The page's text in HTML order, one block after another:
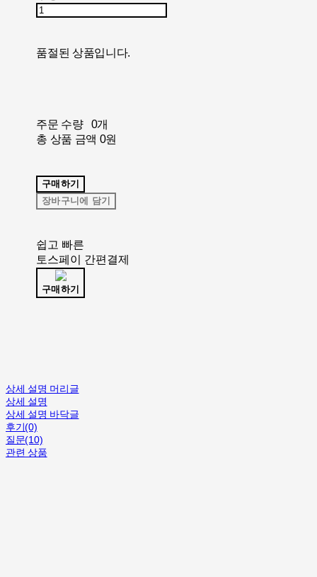
품절된 상품입니다.
주문 수량
0개
총 상품 금액 0원
구매하기
장바구니에 담기
쉽고 빠른
토스페이 간편결제
구매하기
상세 설명 머리글
상세 설명
상세 설명 바닥글
후기(0)
질문(10)
관련 상품